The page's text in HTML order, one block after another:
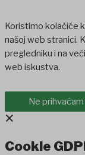
Koristimo kolačiće
našoj web stranici.
pregledniku i na
web iskustva.
Ne prihvaćam
×
Cookie